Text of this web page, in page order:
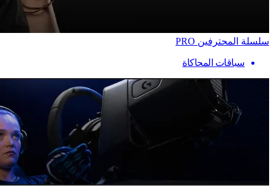
سلسلة المحترفين PRO
سباقات المحاكاة